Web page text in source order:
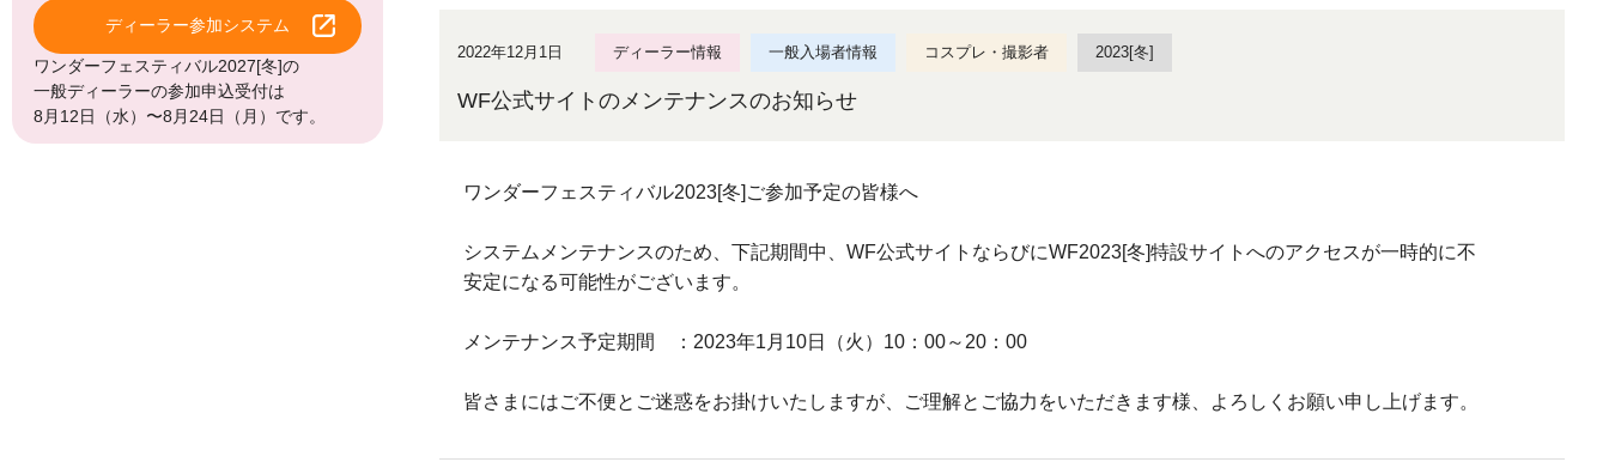
ディーラー参加システム
ワンダーフェスティバル2027[冬]の
一般ディーラーの参加申込受付は
8月12日（水）〜8月24日（月）です。
2022年12月1日 ディーラー情報 一般入場者情報 コスプレ・撮影者 2023[冬]
WF公式サイトのメンテナンスのお知らせ
ワンダーフェスティバル2023[冬]ご参加予定の皆様へ
システムメンテナンスのため、下記期間中、WF公式サイトならびにWF2023[冬]特設サイトへのアクセスが一時的に不
安定になる可能性がございます。
メンテナンス予定期間 ： 2023年1月10日（火）10：00～20：00
皆さまにはご不便とご迷惑をお掛けいたしますが、ご理解とご協力をいただきます様、よろしくお願い申し上げます。